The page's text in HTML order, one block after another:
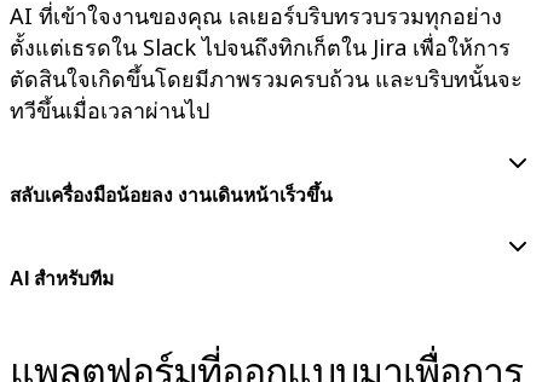
Tables
Docs
Slides
กรณีใช้งาน
เรื่องเด่น
ทั่วไป
การแมปแนวคิด
ผังงาน
AI ที่เข้าใจงานของคุณ เลเยอร์บริบทรวบรวมทุกอย่าง
ตั้งแต่เธรดใน Slack ไปจนถึงทิกเก็ตใน Jira เพื่อให้การ
ตัดสินใจเกิดขึ้นโดยมีภาพรวมครบถ้วน และบริบทนั้นจะ
ทวีขึ้นเมื่อเวลาผ่านไป
สลับเครื่องมือน้อยลง งานเดินหน้าเร็วขึ้น
AI สำหรับทีม
แพลตฟอร์มที่ออกแบบมาเพื่อการ